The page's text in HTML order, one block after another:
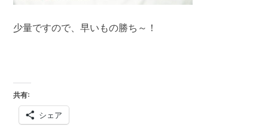
少量ですので、早いもの勝ち～！
共有:
シェア